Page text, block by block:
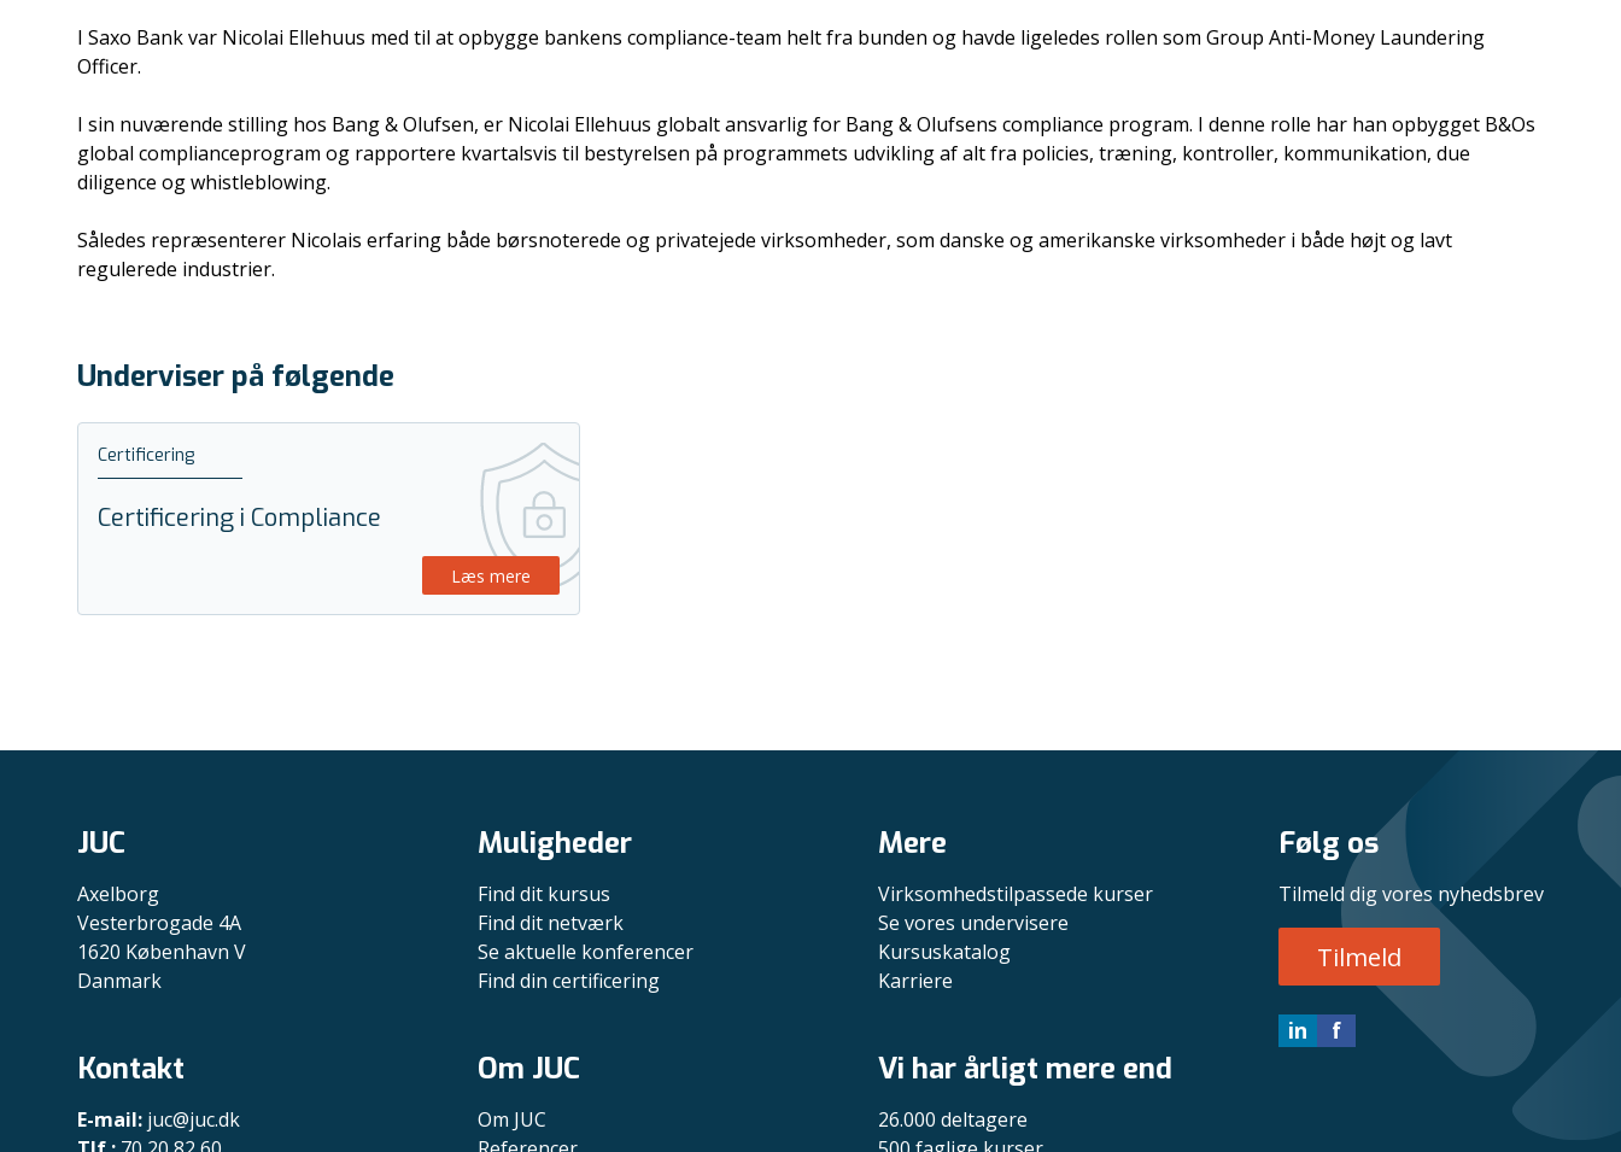
I Saxo Bank var Nicolai Ellehuus med til at opbygge bankens compliance-team helt fra bunden og havde ligeledes rollen som Group Anti-Money Laundering
Officer.
I sin nuværende stilling hos Bang & Olufsen, er Nicolai Ellehuus globalt ansvarlig for Bang & Olufsens compliance program. I denne rolle har han opbygget B&Os
global complianceprogram og rapportere kvartalsvis til bestyrelsen på programmets udvikling af alt fra policies, træning, kontroller, kommunikation, due
diligence og whistleblowing.
Således repræsenterer Nicolais erfaring både børsnoterede og privatejede virksomheder, som danske og amerikanske virksomheder i både højt og lavt
regulerede industrier.
Underviser på følgende
Certificering
Certificering i Compliance
Læs mere
JUC
Axelborg
Vesterbrogade 4A
1620 København V
Danmark
Muligheder
Find dit kursus
Find dit netværk
Se aktuelle konferencer
Find din certificering
Mere
Virksomhedstilpassede kurser
Se vores undervisere
Kursuskatalog
Karriere
Kontakt
E-mail: juc@juc.dk
Om JUC
Om JUC
Vi har årligt mere end
26.000 deltagere
Følg os
Tilmeld dig vores nyhedsbrev
Tilmeld
in f